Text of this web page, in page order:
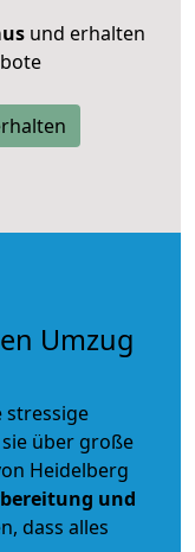
und erhalten
Umzug
stressige
über große
Heidelberg
und
dass alles